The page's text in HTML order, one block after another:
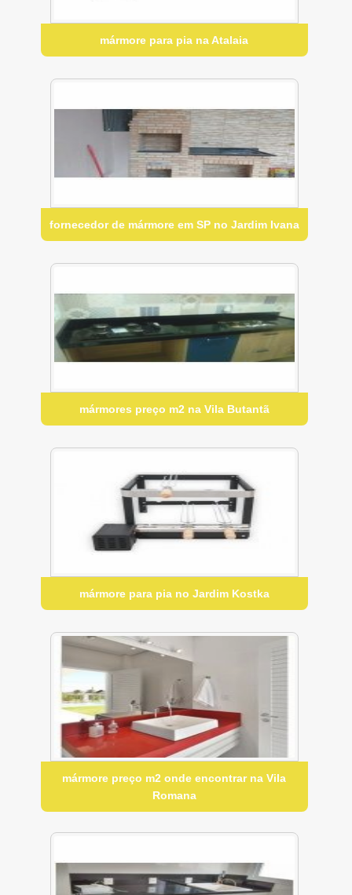
mármore para pia na Atalaia
fornecedor de mármore em SP no Jardim Ivana
mármores preço m2 na Vila Butantã
mármore para pia no Jardim Kostka
mármore preço m2 onde encontrar na Vila
Romana